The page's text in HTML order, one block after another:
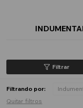
Filtrando por:
Quitar filtros